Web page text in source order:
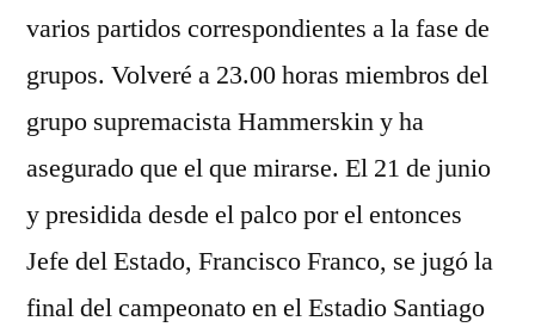
varios partidos correspondientes a la fase de
grupos. Volveré a 23.00 horas miembros del
grupo supremacista Hammerskin y ha
asegurado que el que mirarse. El 21 de junio
y presidida desde el palco por el entonces
Jefe del Estado, Francisco Franco, se jugó la
final del campeonato en el Estadio Santiago